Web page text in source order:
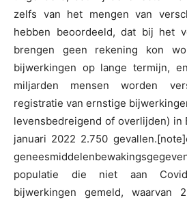
zelfs van het mengen van
hebben beoordeeld, dat bij het
brengen geen rekening kon
bijwerkingen op lange termijn,
miljarden mensen worden
registratie van ernstige
levensbedreigend of overlijden) in
januari 2022 2.750
populatie die niet aan
bijwerkingen gemeld, waarvan